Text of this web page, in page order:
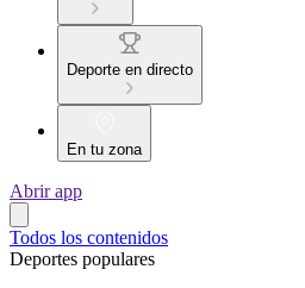
Deporte en directo
En tu zona
Abrir app
Todos los contenidos
Deportes populares